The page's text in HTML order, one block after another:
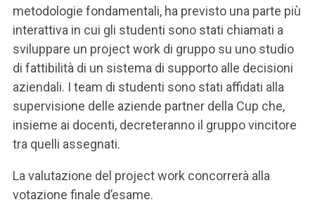
metodologie fondamentali, ha previsto una parte più
interattiva in cui gli studenti sono stati chiamati a
sviluppare un project work di gruppo su uno studio
di fattibilità di un sistema di supporto alle decisioni
aziendali. I team di studenti sono stati affidati alla
supervisione delle aziende partner della Cup che,
insieme ai docenti, decreteranno il gruppo vincitore
tra quelli assegnati.
La valutazione del project work concorrerà alla
votazione finale d’esame.